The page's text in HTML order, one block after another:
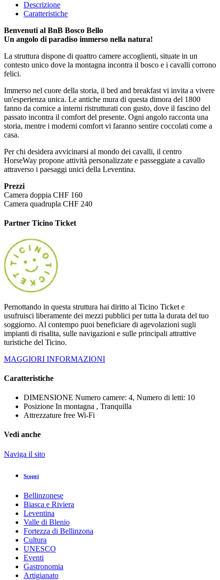
Descrizione
Caratteristiche
Benvenuti al BnB Bosco Bello
Un angolo di paradiso immerso nella natura!
La struttura dispone di quattro camere accoglienti, situate in un
contesto unico dove la montagna incontra il bosco e i cavalli corrono
felici.
Immerso nel cuore della storia, il bed and breakfast vi invita a vivere
un'esperienza unica. Le antiche mura di questa dimora del 1800
fanno da cornice a interni ristrutturati con gusto, dove il fascino del
passato incontra il comfort del presente. Ogni angolo racconta una
storia, mentre i moderni comfort vi faranno sentire coccolati come a
casa.
Per chi desidera avvicinarsi al mondo dei cavalli, il centro
HorseWay propone attività personalizzate e passeggiate a cavallo
attraverso i paesaggi unici della Leventina.
Prezzi
Camera doppia CHF 160
Camera quadrupla CHF 240
Partner Ticino Ticket
Pernottando in questa struttura hai diritto al Ticino Ticket e
usufruisci liberamente dei mezzi pubblici per tutta la durata del tuo
soggiorno. Al contempo puoi beneficiare di agevolazioni sugli
impianti di risalita, sulle navigazioni e sulle principali attrattive
turistiche del Ticino.
MAGGIORI INFORMAZIONI
Caratteristiche
DIMENSIONE Numero camere: 4, Numero di letti: 10
Posizione In montagna , Tranquilla
Attrezzature free Wi-Fi
Vedi anche
Naviga il sito
Scopri
Bellinzonese
Biasca e Riviera
Leventina
Valle di Blenio
Fortezza di Bellinzona
Cultura
UNESCO
Eventi
Gastronomia
Artigianato